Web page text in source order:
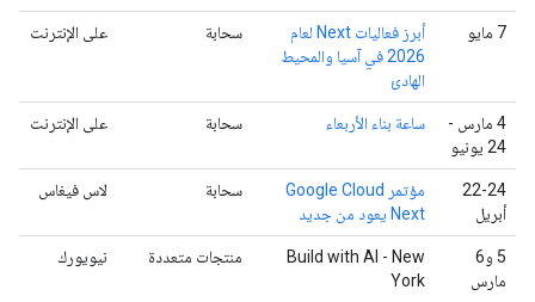
7 مايو
أبرز فعاليات Next لعام
2026 في آسيا والمحيط
الهادئ
سحابة على الإنترنت
‫4 مارس -
24 يونيو
ساعة بناء الأربعاء سحابة على الإنترنت
‫22-24
أبريل
مؤتمر Google Cloud
Next يعود من جديد
سحابة لاس فيغاس
‫5 و6
مارس
Build with AI - New
York
منتجات متعددة نيويورك